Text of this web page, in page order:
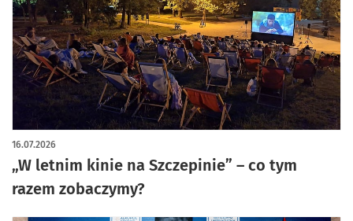
„W letnim kinie na Szczepinie” – co tym
razem zobaczymy?
16.07.2026